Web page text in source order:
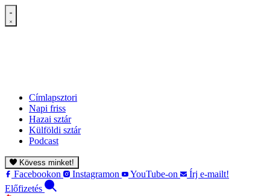
Címlapsztori
Napi friss
Hazai sztár
Külföldi sztár
Podcast
Kövess minket!
Facebookon Instagramon YouTube-on
Írj e-mailt!
Előfizetés